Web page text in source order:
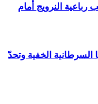
النرويج أمام
السرطانية الخفية وتحدّ